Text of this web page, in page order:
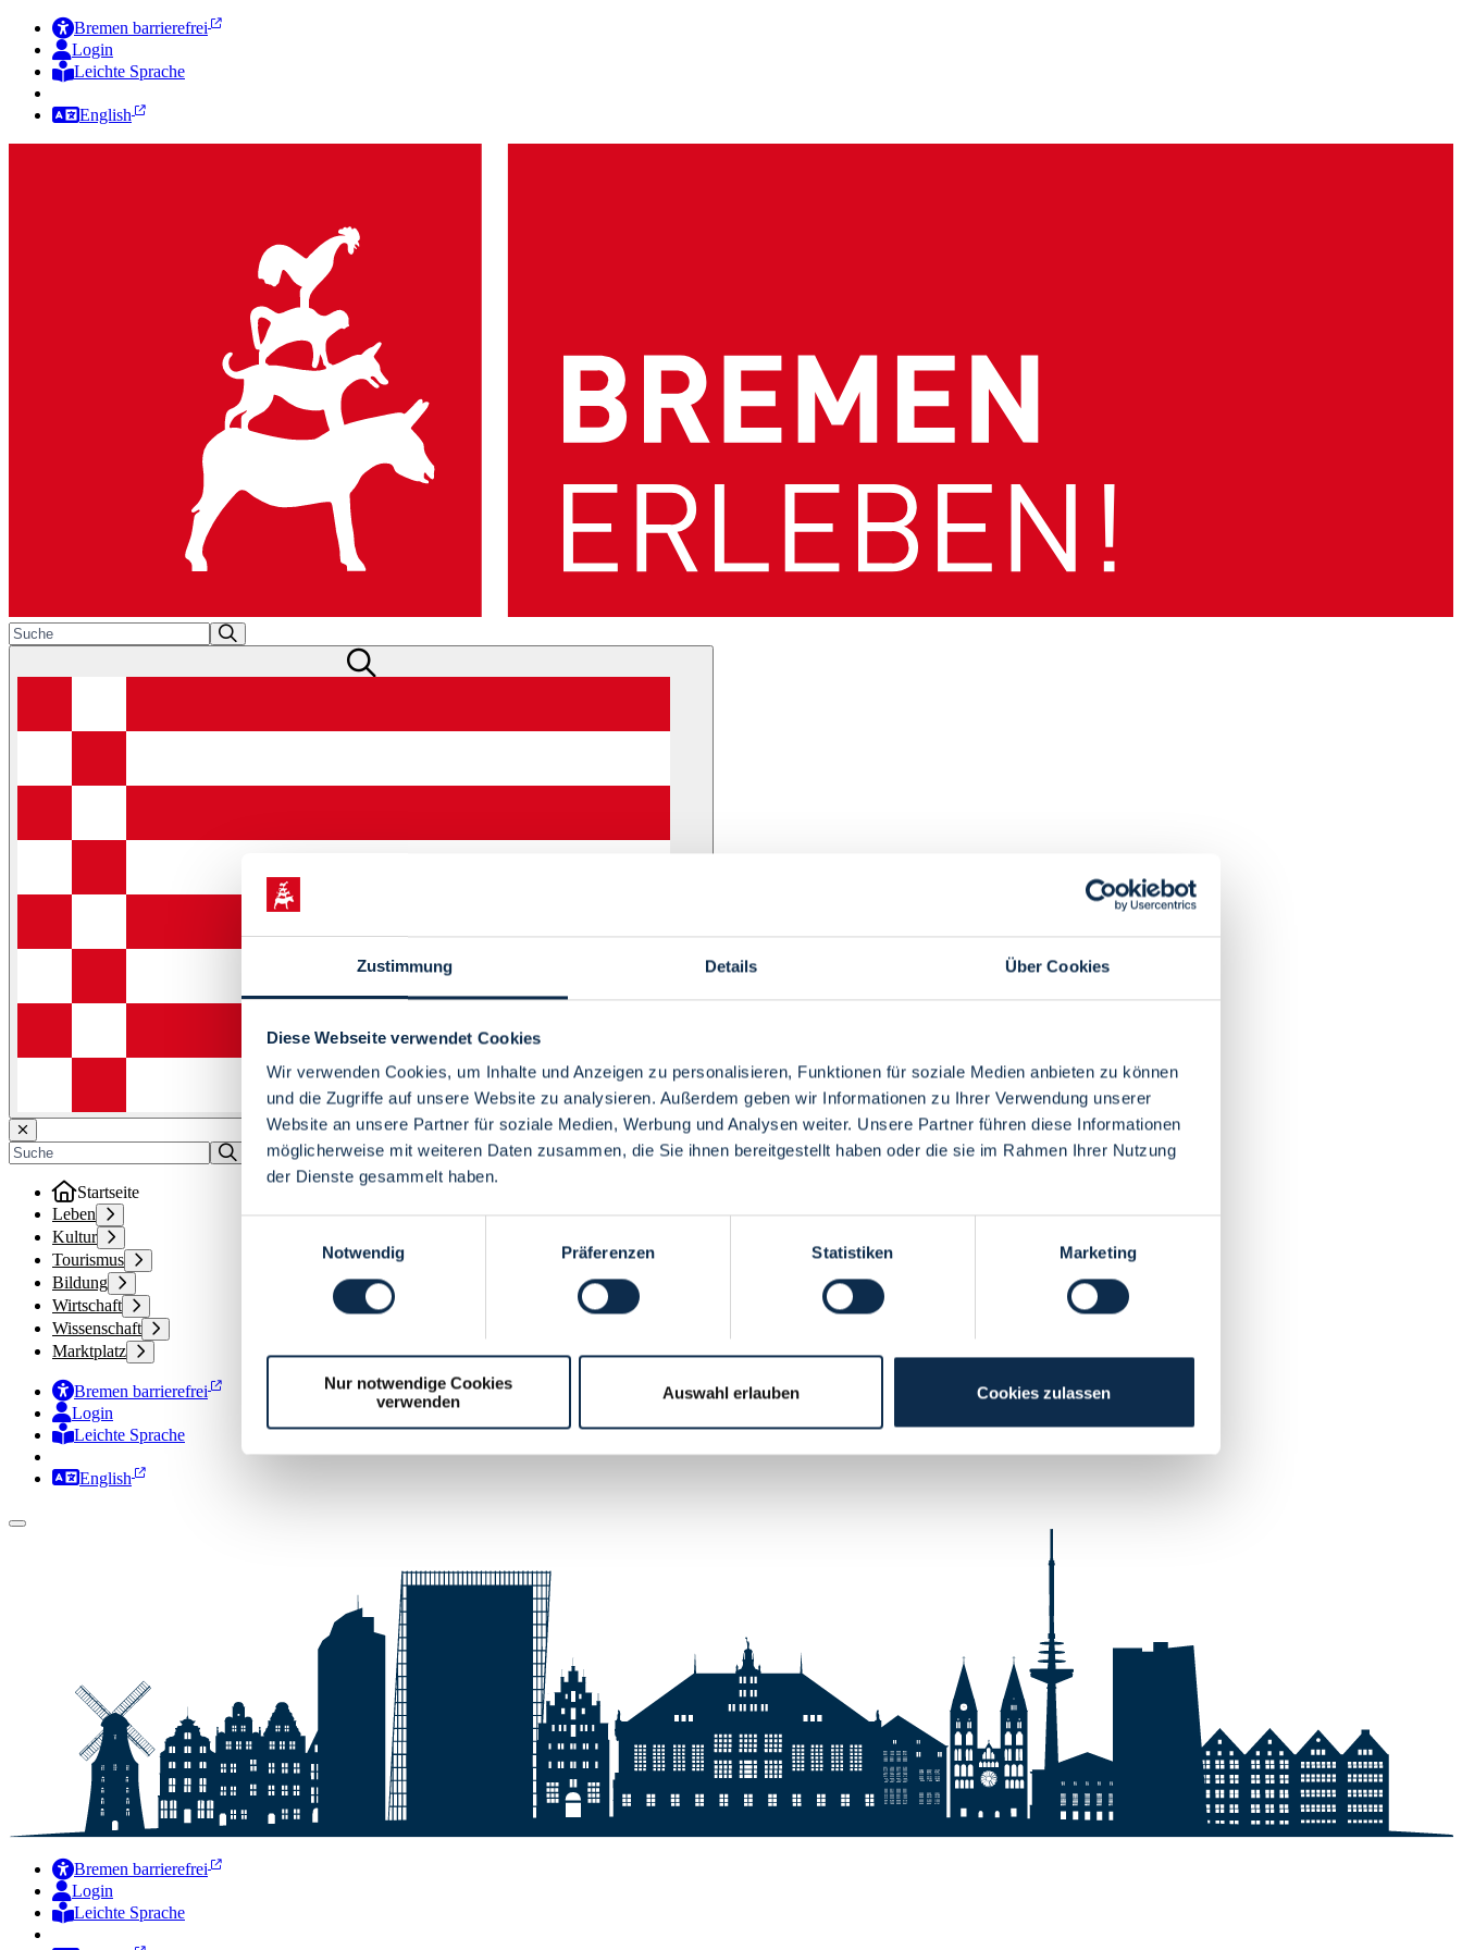
Zustimmung Details Über Cookies
Diese Webseite verwendet Cookies
Wir verwenden Cookies, um Inhalte und Anzeigen zu personalisieren, Funktionen für soziale Medien anbieten zu können
und die Zugriffe auf unsere Website zu analysieren. Außerdem geben wir Informationen zu Ihrer Verwendung unserer
Website an unsere Partner für soziale Medien, Werbung und Analysen weiter. Unsere Partner führen diese Informationen
möglicherweise mit weiteren Daten zusammen, die Sie ihnen bereitgestellt haben oder die sie im Rahmen Ihrer Nutzung
der Dienste gesammelt haben.
Notwendig
Präferenzen Statistiken Marketing
Nur notwendige Cookies
verwenden
Auswahl erlauben Cookies zulassen
Bremen barrierefrei
Login
Leichte Sprache
English
Menü
Startseite
Leben
Kultur
Tourismus
Bildung
Wirtschaft
Wissenschaft
Marktplatz
Bremen barrierefrei
Login
Leichte Sprache
Zur Deutschen Gebärdensprache
English
Bremen barrierefrei
Login
Leichte Sprache